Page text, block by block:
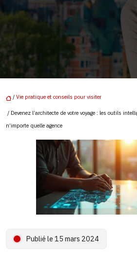
/ Vie pratique et conseils pour visiter
/ Devenez l’architecte de votre voyage : les outils
n’importe quelle agence
Publié le 15 mars 2024